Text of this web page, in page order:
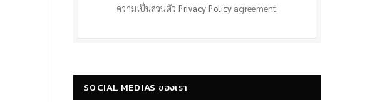
ความเป็นส่วนตัว Privacy Policy agreement.
SOCIAL MEDIAS ของเรา